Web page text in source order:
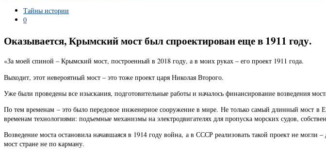
Тайны истории
0
Оказывается, Крымский мост был спроектирован еще в 1911 году.
«За моей спиной – Крымский мост, построенный в 2018 году, а в моих руках – его проект 1911 года.
Выходит, этот невероятный мост – это тоже проект царя Николая Второго.
Уже были проведены все изыскания, подготовительные работы и началось финансирование возведения
По тем временам – это было передовое инженерное сооружение в мире. Не только самый длинный мост
временам технологиями: подъемные механизмы на электродвигателях для пропуска морских судов,
Возведение моста остановила начавшаяся в 1914 году война, а в СССР реализовать такой проект не
мост стране не по карману.